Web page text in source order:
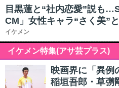
目黒蓮と“社内恋愛”説も
CM」女性キャラ“さく美”
イケメン
イケメン特集(アサ芸プラス)
映画界に「異例
稲垣吾郎・草彅